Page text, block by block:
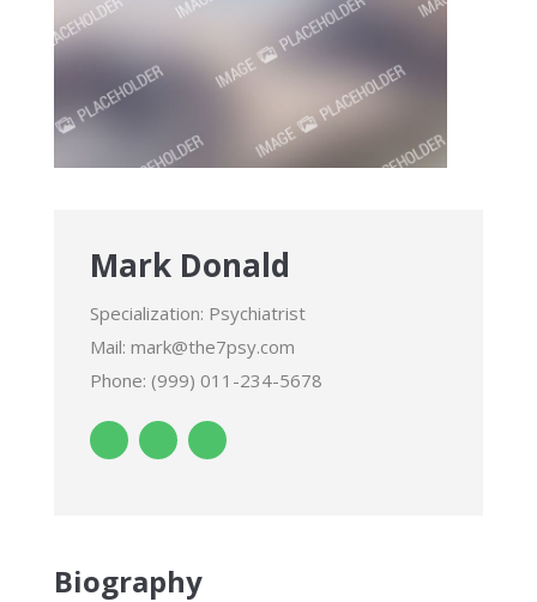
Mark Donald
Specialization: Psychiatrist
Mail: mark@the7psy.com
Phone: (999) 011-234-5678
Biography